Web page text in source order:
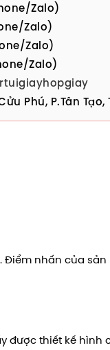
Zalo)
Zalo)
Zalo)
Zalo)
Phú, P.Tân Tạo,
Điểm nhấn của
được thiết kế hình